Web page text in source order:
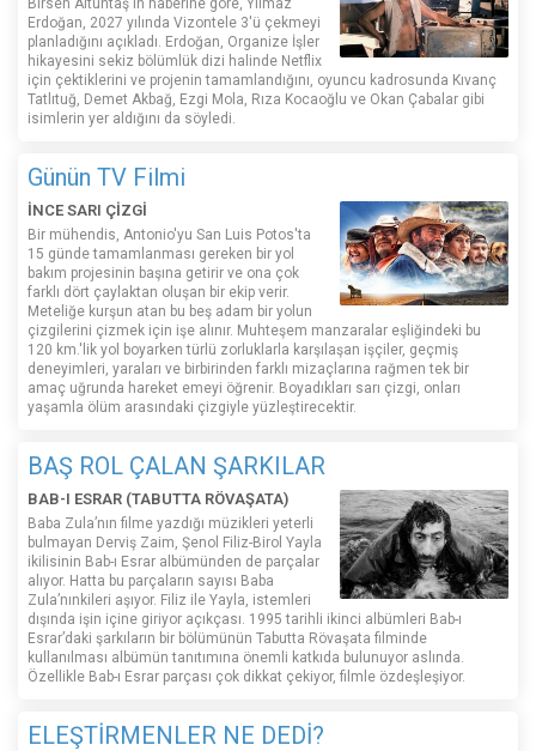
Erdoğan, 2027 yılında Vizontele 3'ü çekmeyi
planladığını açıkladı. Erdoğan, Organize İşler
hikayesini sekiz bölümlük dizi halinde Netflix
için çektiklerini ve projenin tamamlandığını, oyuncu kadrosunda Kıvanç
Tatlıtuğ, Demet Akbağ, Ezgi Mola, Rıza Kocaoğlu ve Okan Çabalar gibi
isimlerin yer aldığını da söyledi.
Günün TV Filmi
İNCE SARI ÇİZGİ
Bir mühendis, Antonio'yu San Luis Potos'ta
15 günde tamamlanması gereken bir yol
bakım projesinin başına getirir ve ona çok
farklı dört çaylaktan oluşan bir ekip verir.
Meteliğe kurşun atan bu beş adam bir yolun
çizgilerini çizmek için işe alınır. Muhteşem manzaralar eşliğindeki bu
120 km.'lik yol boyarken türlü zorluklarla karşılaşan işçiler, geçmiş
deneyimleri, yaraları ve birbirinden farklı mizaçlarına rağmen tek bir
amaç uğrunda hareket emeyi öğrenir. Boyadıkları sarı çizgi, onları
yaşamla ölüm arasındaki çizgiyle yüzleştirecektir.
BAŞ ROL ÇALAN ŞARKILAR
BAB-I ESRAR (TABUTTA RÖVAŞATA)
Baba Zula’nın filme yazdığı müzikleri yeterli
bulmayan Derviş Zaim, Şenol Filiz-Birol Yayla
ikilisinin Bab-ı Esrar albümünden de parçalar
alıyor. Hatta bu parçaların sayısı Baba
Zula’nınkileri aşıyor. Filiz ile Yayla, istemleri
dışında işin içine giriyor açıkçası. 1995 tarihli ikinci albümleri Bab-ı
Esrar’daki şarkıların bir bölümünün Tabutta Rövaşata filminde
kullanılması albümün tanıtımına önemli katkıda bulunuyor aslında.
Özellikle Bab-ı Esrar parçası çok dikkat çekiyor, filmle özdeşleşiyor.
ELEŞTİRMENLER NE DEDİ?